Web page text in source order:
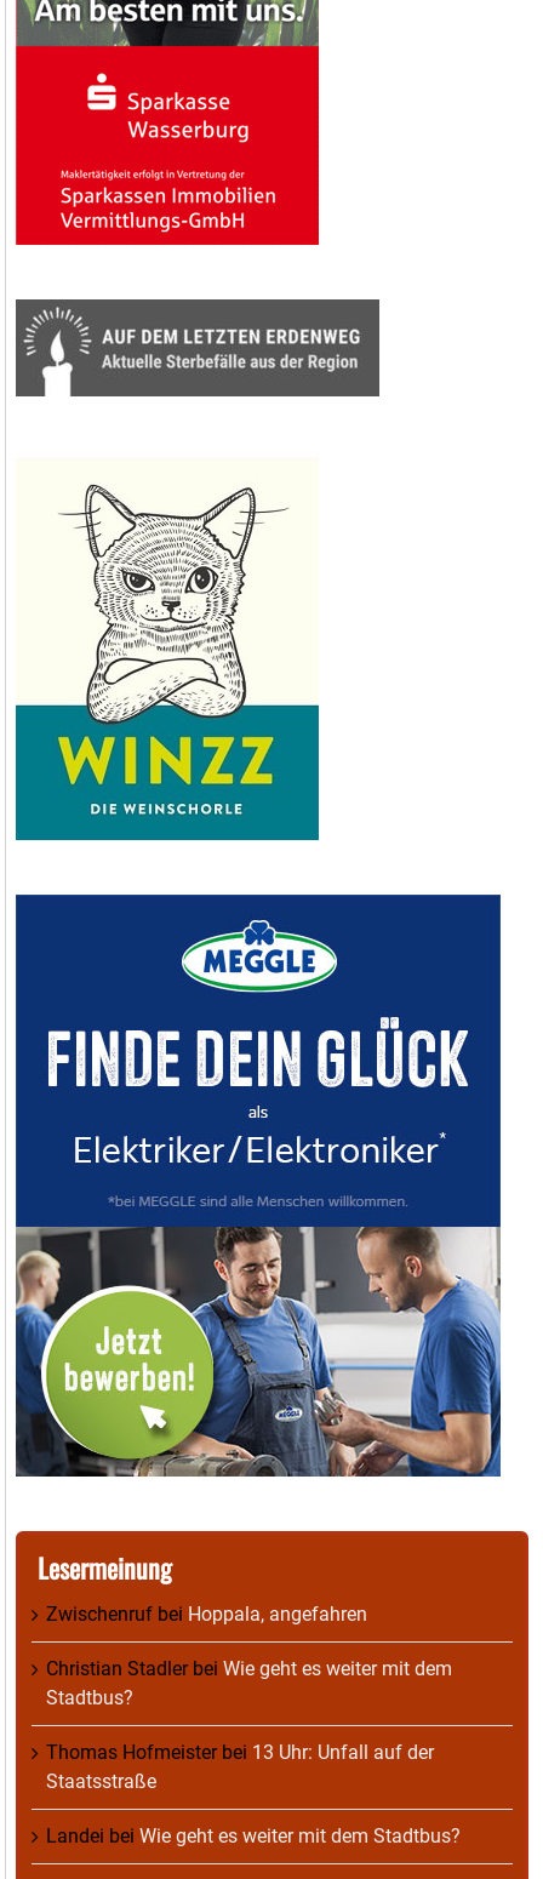
Lesermeinung
Zwischenruf bei Hoppala, angefahren
Christian Stadlerbei Wie geht es weiter mit dem
Stadtbus?
Thomas Hofmeisterbei 13 Uhr: Unfall auf der
Staatsstraße
Landei bei Wie geht es weiter mit dem Stadtbus?